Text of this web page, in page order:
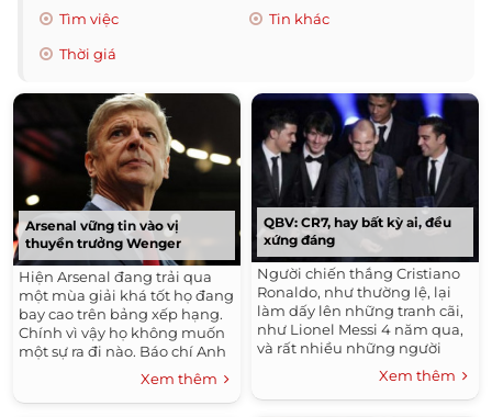
Tìm việc
Tin khác
Thời giá
Arsenal vững tin vào vị
thuyền trưởng Wenger
Hiện Arsenal đang trải qua
một mùa giải khá tốt họ đang
bay cao trên bảng xếp hạng.
Chính vì vậy họ không muốn
một sự ra đi nào. Báo chí Anh
cho hay HLV Arsene Wenger
đã gật đầu đồng ý gia hạn
hợp...
Xem thêm
QBV: CR7, hay bất kỳ ai, đều
xứng đáng
Người chiến thắng Cristiano
Ronaldo, như thường lệ, lại
làm dấy lên những tranh cãi,
như Lionel Messi 4 năm qua,
và rất nhiều những người
trước đây. Người ta tranh luận
rằng nếu không có chuyện
gia hạn...
Xem thêm